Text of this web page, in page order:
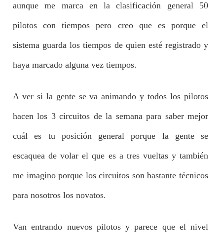
aunque me marca en la clasificación general 50
pilotos con tiempos pero creo que es porque el
sistema guarda los tiempos de quien esté registrado y
haya marcado alguna vez tiempos.
A ver si la gente se va animando y todos los pilotos
hacen los 3 circuitos de la semana para saber mejor
cuál es tu posición general porque la gente se
escaquea de volar el que es a tres vueltas y también
me imagino porque los circuitos son bastante técnicos
para nosotros los novatos.
Van entrando nuevos pilotos y parece que el nivel